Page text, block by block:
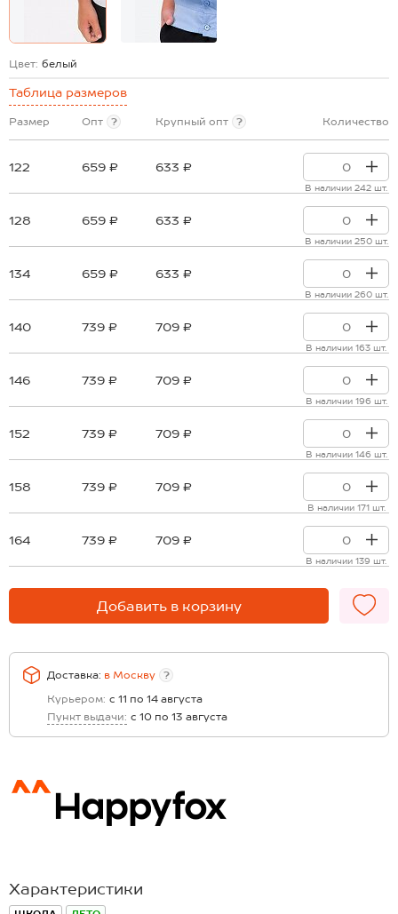
Цвет: белый
Таблица размеров
Размер Опт ? Крупный опт ? Количество
122 659 ₽ 633 ₽
В наличии 242 шт.
128 659 ₽ 633 ₽
В наличии 250 шт.
134 659 ₽ 633 ₽
В наличии 260 шт.
140 739 ₽ 709 ₽
В наличии 163 шт.
146 739 ₽ 709 ₽
В наличии 196 шт.
152 739 ₽ 709 ₽
В наличии 146 шт.
158 739 ₽ 709 ₽
В наличии 171 шт.
164 739 ₽ 709 ₽
В наличии 139 шт.
Добавить в корзину
Доставка: в Москву
?
Курьером: с 11 по 14 августа
Пункт выдачи: с 10 по 13 августа
Характеристики